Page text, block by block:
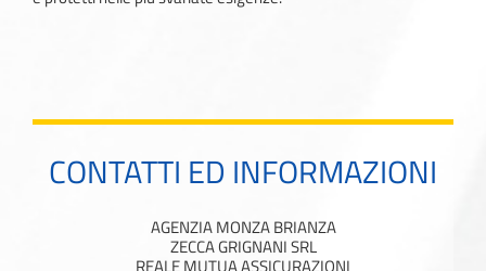
ZECCA GRIGNANI SRL
REALE MUTUA ASSICURAZIONI
Via Pavoni, 1